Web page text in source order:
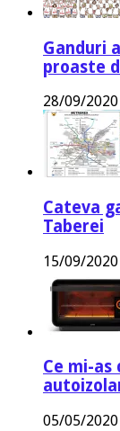
Ganduri
proaste
28/09/2020
Cateva
Taberei
15/09/2020
Ce mi-as
05/05/2020